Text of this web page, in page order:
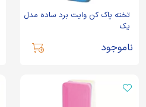
تخته پاک کن وایت برد ساده مدل
یک
ناموجود